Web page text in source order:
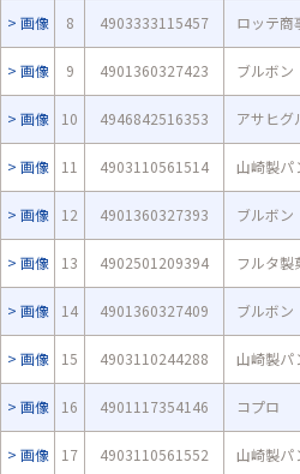
画像 8 4903333115457 ロッテ商
画像 9 4901360327423 ブルボン
画像 10 4946842516353 アサヒグ
画像 11 4903110561514 山崎製パ
画像 12 4901360327393 ブルボン
画像 13 4902501209394 フルタ製
画像 14 4901360327409 ブルボン
画像 15 4903110244288 山崎製パ
画像 16 4901117354146 コプロ
画像 17 4903110561552 山崎製パ